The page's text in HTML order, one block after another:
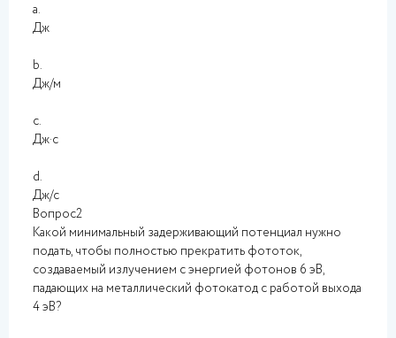
a.
Дж
b.
Дж/м
c.
Дж·с
d.
Дж/с
Вопрос2
Какой минимальный задерживающий потенциал нужно
подать, чтобы полностью прекратить фототок,
создаваемый излучением с энергией фотонов 6 эВ,
падающих на металлический фотокатод с работой выхода
4 эВ?